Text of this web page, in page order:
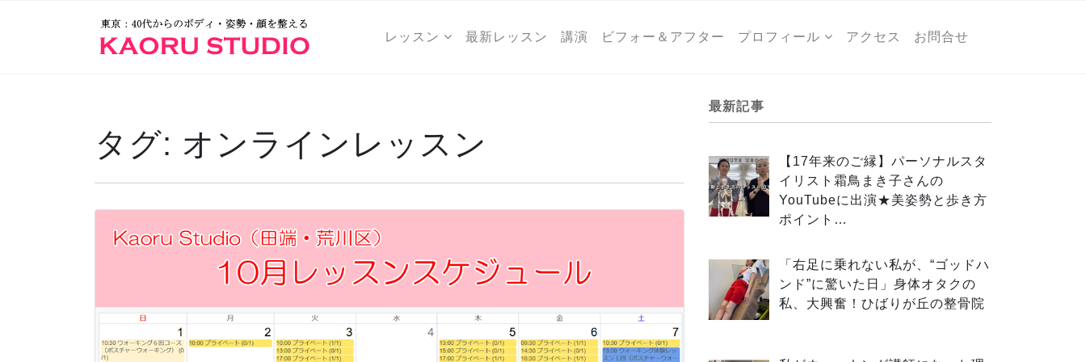
レッスン 最新レッスン 講演 ビフォー＆アフター プロフィール アクセス お問合せ
タグ: オンラインレッスン
最新記事
【17年来のご縁】パーソナルスタ
イリスト霜鳥まき子さんの
YouTubeに出演★美姿勢と歩き方
ポイント…
「右足に乗れない私が、“ゴッドハ
ンド”に驚いた日」身体オタクの
私、大興奮！ひばりが丘の整骨院